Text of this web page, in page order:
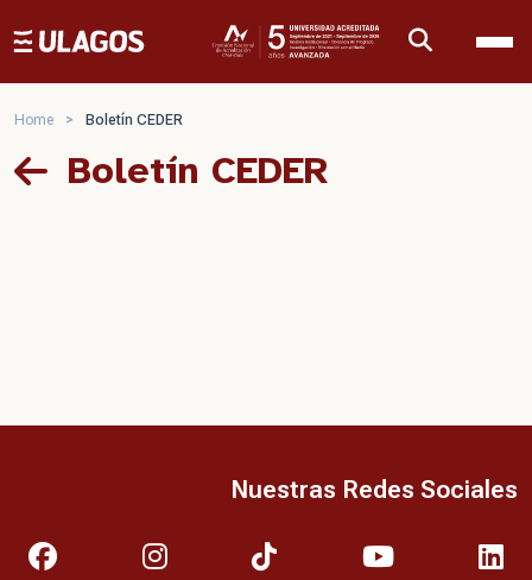
Ulagos Template
Home > Boletín CEDER
Boletín CEDER
Nuestras Redes Sociales